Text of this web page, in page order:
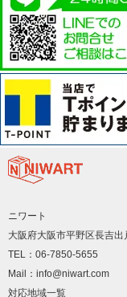
ニワート
大阪府大阪市平野区長吉
TEL：06-7850-5655
Mail：info@niwart.com
対応地域一覧